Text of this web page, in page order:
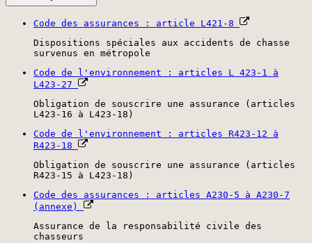
Code des assurances : article L421-8
Dispositions spéciales aux accidents de chasse
survenus en métropole
Code de l'environnement : articles L 423-1 à
L423-27
Obligation de souscrire une assurance (articles
L423-16 à L423-18)
Code de l'environnement : articles R423-12 à
R423-18
Obligation de souscrire une assurance (articles
R423-15 à L423-18)
Code des assurances : articles A230-5 à A230-7
(annexe)
Assurance de la responsabilité civile des
chasseurs